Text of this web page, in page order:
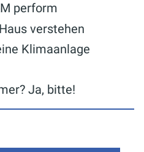
perform
verstehen
Klimaanlage
Ja, bitte!